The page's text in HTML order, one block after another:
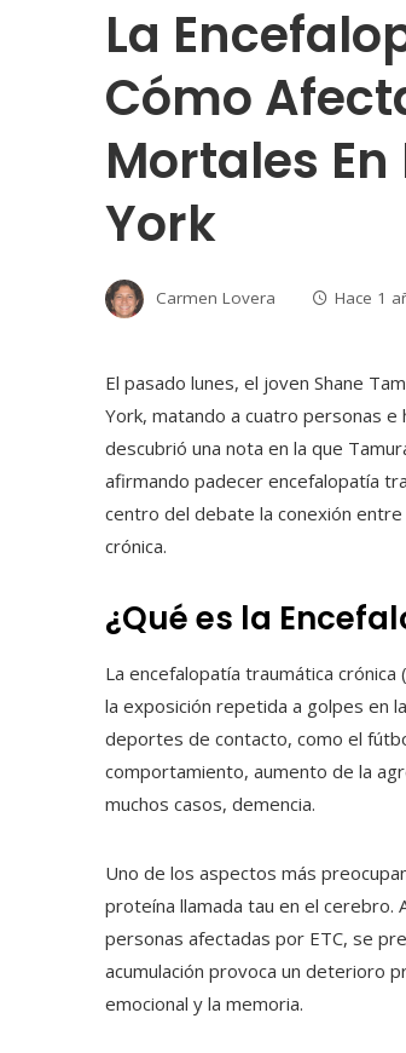
La
Cómo
Mortales
York
Carmen Lovera Hace 1
El pasado lunes, el joven Shane
York, matando a cuatro personas
descubrió una nota en la que
afirmando padecer encefalopatía
centro del debate la conexión
crónica.
¿Qué es la
La encefalopatía traumática
la exposición repetida a golpes en
deportes de contacto, como el
comportamiento, aumento de la
muchos casos, demencia.
Uno de los aspectos más
proteína llamada tau en el
personas afectadas por ETC, se
acumulación provoca un deterioro
emocional y la memoria.